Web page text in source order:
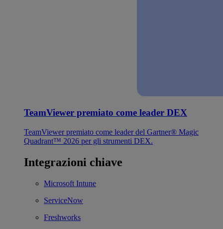
TeamViewer premiato come leader DEX
TeamViewer premiato come leader del Gartner® Magic
Quadrant™ 2026 per gli strumenti DEX.
Integrazioni chiave
Microsoft Intune
ServiceNow
Freshworks